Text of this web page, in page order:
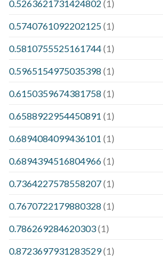
0.5263621731424802 (1)
0.5740761092202125(1)
0.5810755525161744(1)
0.5965154975035398 (1)
0.6150359674381758 (1)
0.6588922954450891 (1)
0.6894084099436101 (1)
0.6894394516804966(1)
0.7364227578558207(1)
0.7670722179880328 (1)
0.786269284620303(1)
0.8723697931283529(1)